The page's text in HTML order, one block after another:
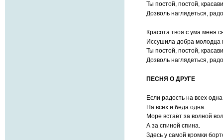
Ты постой, постой,
Дозволь наглядеться,
Красота твоя с ума меня
Иссушила добра молодца
Ты постой, постой,
Дозволь наглядеться,
ПЕСНЯ О ДРУГЕ
Если радость на всех
На всех и беда одна.
Море встаёт за волной
А за спиной спина.
Здесь у самой кромки